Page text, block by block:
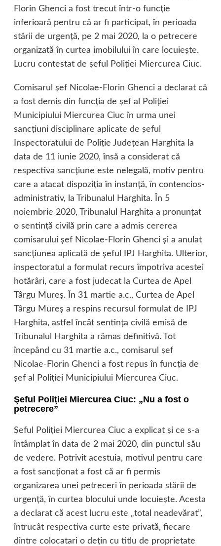
Florin Ghenci a fost trecut într-o funcţie
inferioară pentru că ar fi participat, în perioada
stării de urgenţă, pe 2 mai 2020, la o petrecere
organizată în curtea imobilului în care locuieşte.
Lucru contestat de şeful Poliţiei Miercurea Ciuc.
Comisarul şef Nicolae-Florin Ghenci a declarat că
a fost demis din funcţia de şef al Poliţiei
Municipiului Miercurea Ciuc în urma unei
sancţiuni disciplinare aplicate de şeful
Inspectoratului de Poliţie Judeţean Harghita la
data de 11 iunie 2020, însă a considerat că
respectiva sancţiune este nelegală, motiv pentru
care a atacat dispoziţia în instanţă, în contencios-
administrativ, la Tribunalul Harghita. În 5
noiembrie 2020, Tribunalul Harghita a pronunţat
o sentinţă civilă prin care a admis cererea
comisarului şef Nicolae-Florin Ghenci şi a anulat
sancţiunea aplicată de şeful IPJ Harghita. Ulterior,
inspectoratul a formulat recurs împotriva acestei
hotărâri, care a fost judecat la Curtea de Apel
Târgu Mureş. În 31 martie a.c., Curtea de Apel
Târgu Mureş a respins recursul formulat de IPJ
Harghita, astfel încât sentinţa civilă emisă de
Tribunalul Harghita a rămas definitivă. Tot
începând cu 31 martie a.c., comisarul şef
Nicolae-Florin Ghenci a fost repus în funcţia de
şef al Poliţiei Municipiului Miercurea Ciuc.
Şeful Poliţiei Miercurea Ciuc: „Nu a fost o
petrecere”
Şeful Poliţiei Miercurea Ciuc a explicat şi ce s-a
întâmplat în data de 2 mai 2020, din punctul său
de vedere. Potrivit acestuia, motivul pentru care
a fost sancţionat a fost că ar fi permis
organizarea unei petreceri în perioada stării de
urgenţă, în curtea blocului unde locuieşte. Acesta
a declarat că acest lucru este „total neadevărat”,
întrucât respectiva curte este privată, fiecare
dintre colocatari o deţin cu titlu de proprietate